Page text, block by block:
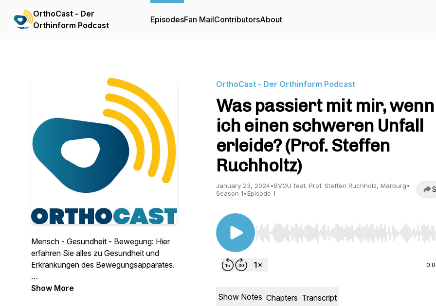
OrthoCast - Der
Orthinform Podcast
EpisodesFan MailContributorsAbout
Mensch - Gesundheit - Bewegung: Hier
erfahren Sie alles zu Gesundheit und
Erkrankungen des Bewegungsapparates.
Neuigkeiten aus Orthopädie und
Show More
OrthoCast - Der Orthinform Podcast
Was passiert mit mir, wenn
ich einen schweren Unfall
erleide? (Prof. Steffen
Ruchholtz)
January 23, 2024•BVOU feat. Prof. Steffen Ruchholz, Marburg•
Season 1•Episode 1
Use Left/Right to seek, Home/End to jump to start
Show Notes Chapters Transcript